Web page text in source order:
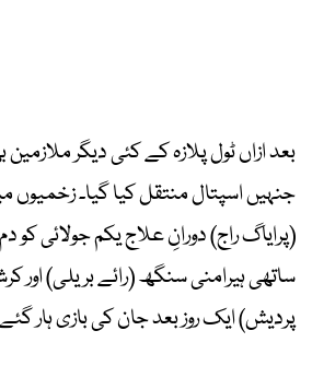
بعد ازاں ٹول پلازہ کے کئی دیگر
جنہیں اسپتال منتقل کیا گیا۔ زخمیوں
(پرایاگ راج) دورانِ علاج یکم جولائی کو
ساتھی ہیرامنی سنگھ (رائے بریلی) اور
پردیش) ایک روز بعد جان کی بازی ہار